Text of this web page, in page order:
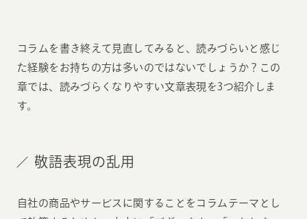
コラムを書き終えて見直してみると、読みづらいと感じ
た経験をお持ちの方は多いのではないでしょうか？この
章では、読みづらくなりやすい文章表現を3つ紹介しま
す。
敬語表現の乱用
自社の商品やサービスに関することをコラムテーマとし